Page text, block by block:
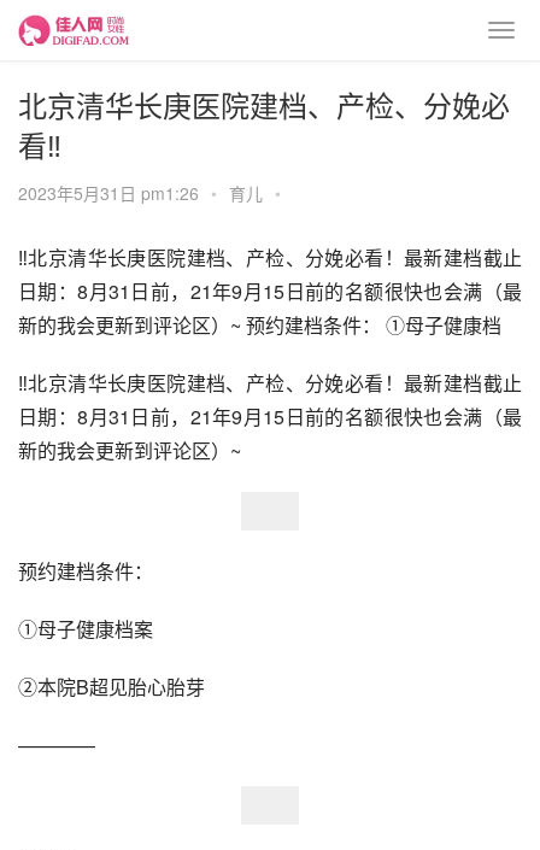
北京清华长庚医院建档、产检、分娩必
看‼
2023年5月31日 pm1:26 • 育儿 •
‼北京清华长庚医院建档、产检、分娩必看！最新建档截止
日期：8月31日前，21年9月15日前的名额很快也会满（最
新的我会更新到评论区）~ 预约建档条件： ①母子健康档
‼北京清华长庚医院建档、产检、分娩必看！最新建档截止
日期：8月31日前，21年9月15日前的名额很快也会满（最
新的我会更新到评论区）~
预约建档条件：
①母子健康档案
②本院B超见胎心胎芽
————